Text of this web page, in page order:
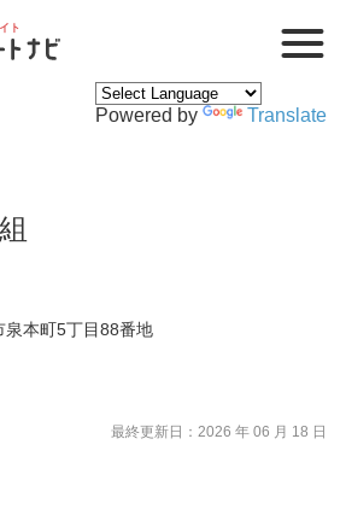
ト
Powered by Translate
泉本町5丁目88番地
最終更新日：2026 年 06 月 18 日